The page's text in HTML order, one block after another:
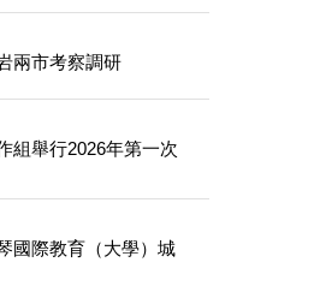
兩市考察調研
組舉行2026年第一次
國際教育（大學）城